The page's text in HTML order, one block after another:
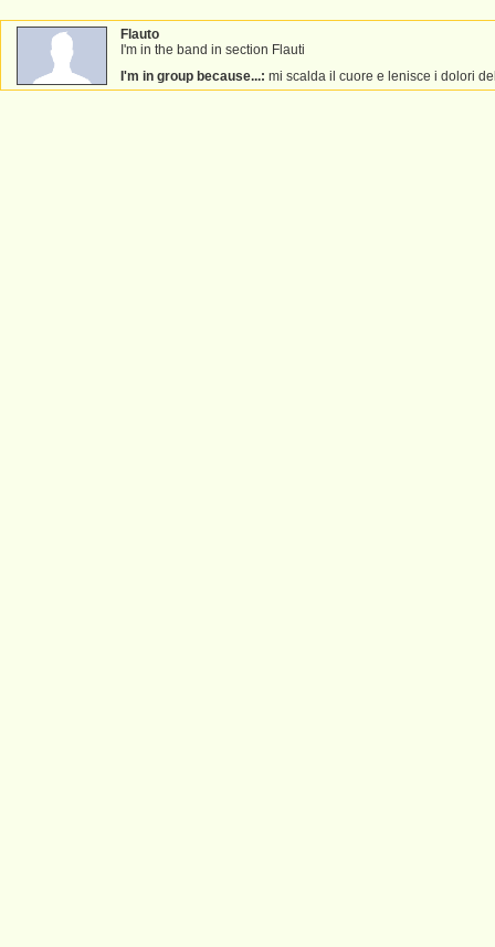
Flauto
I'm in the band in section Flauti
I'm in group because...: mi scalda il cuore e lenisce i dolori